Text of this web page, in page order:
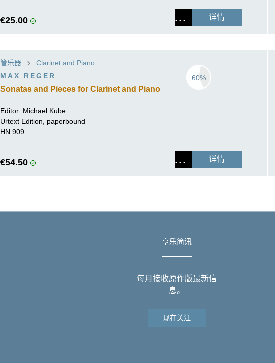
€25.00 详情
管乐器
Clarinet and Piano
MAX REGER
Sonatas and Pieces for Clarinet and Piano
60%
Editor: Michael Kube
Urtext Edition, paperbound
HN 909
€54.50 详情
亨乐简讯
每月接收原作版最新信
息。
现在关注